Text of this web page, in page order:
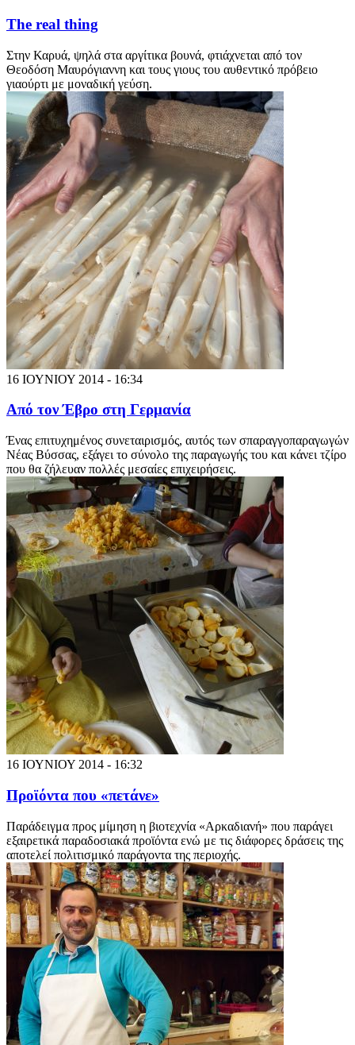
The real thing
Στην Καρυά, ψηλά στα αργίτικα βουνά, φτιάχνεται από τον
Θεοδόση Μαυρόγιαννη και τους γιους του αυθεντικό πρόβειο
γιαούρτι με μοναδική γεύση.
16 ΙΟΥΝΙΟΥ 2014 - 16:34
Από τον Έβρο στη Γερμανία
Ένας επιτυχημένος συνεταιρισμός, αυτός των σπαραγγοπαραγωγών
Νέας Βύσσας, εξάγει το σύνολο της παραγωγής του και κάνει τζίρο
που θα ζήλευαν πολλές μεσαίες επιχειρήσεις.
16 ΙΟΥΝΙΟΥ 2014 - 16:32
Προϊόντα που «πετάνε»
Παράδειγμα προς μίμηση η βιοτεχνία «Αρκαδιανή» που παράγει
εξαιρετικά παραδοσιακά προϊόντα ενώ με τις διάφορες δράσεις της
αποτελεί πολιτισμικό παράγοντα της περιοχής.